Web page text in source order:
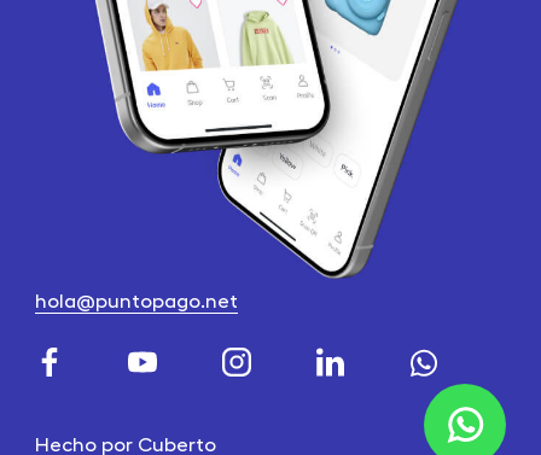
hola@puntopago.net
Hecho por Cuberto